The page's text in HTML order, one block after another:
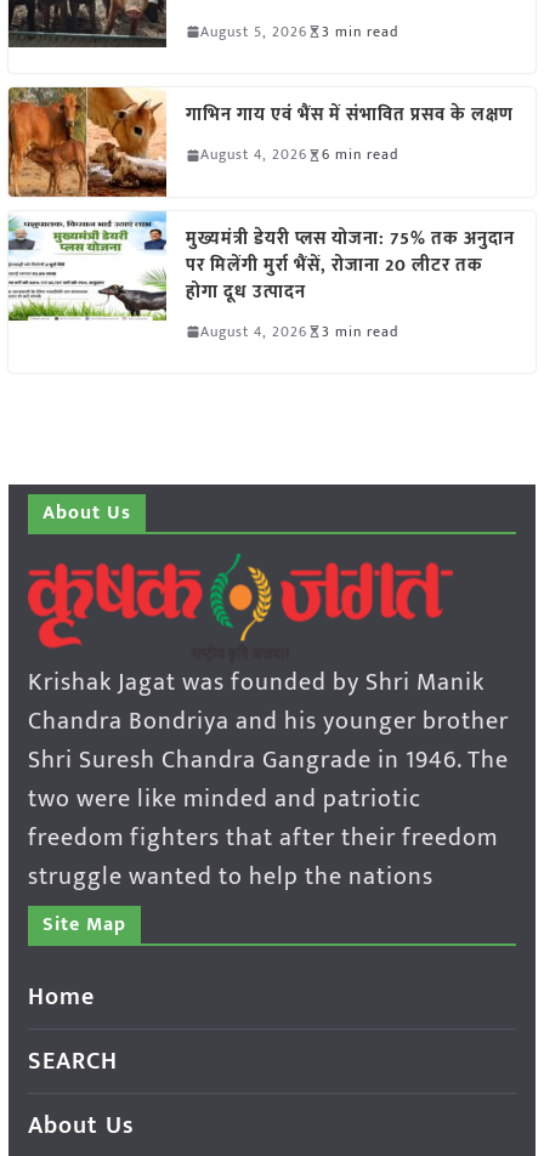
August 5, 2026 3 min read
गाभिन गाय एवं भैंस में संभावित प्रसव के लक्षण
August 4, 2026 6 min read
मुख्यमंत्री डेयरी प्लस योजना: 75% तक अनुदान
पर मिलेंगी मुर्रा भैंसें, रोजाना 20 लीटर तक
होगा दूध उत्पादन
August 4, 2026 3 min read
About Us
Krishak Jagat was founded by Shri Manik
Chandra Bondriya and his younger brother
Shri Suresh Chandra Gangrade in 1946. The
two were like minded and patriotic
freedom fighters that after their freedom
struggle wanted to help the nations
Site Map
Home
SEARCH
About Us